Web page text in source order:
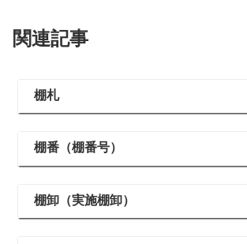
関連記事
棚札
棚番（棚番号）
棚卸（実施棚卸）